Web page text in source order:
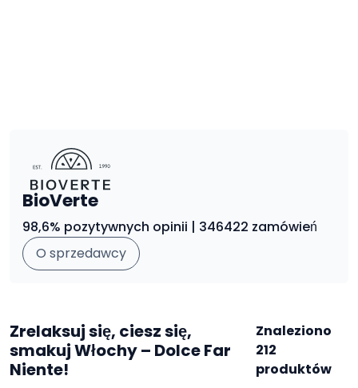
BioVerte
98,6% pozytywnych opinii | 346422 zamówień
O sprzedawcy
Zrelaksuj się, ciesz się,
smakuj Włochy – Dolce Far
Niente!
Znaleziono
212
produktów